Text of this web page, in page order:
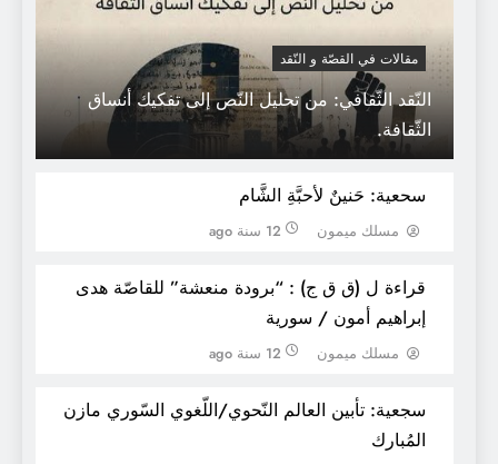
مقالات في القصّة و النّقد
النّقد الثّقافي: من تحليل النّص إلى تفكيك أنساق
الثّقافة.
سحعية: حَنينٌ لأحبَّةِ الشَّام
مسلك ميمون 12 سنة ago
قراءة ل (ق ق ج) : “برودة منعشة” للقاصّة هدى
إبراهيم أمون / سورية
مسلك ميمون 12 سنة ago
سجعية: تأبين العالم النّحوي/اللّغوي السّوري مازن
المُبارك
إضاءات حول (ق ق ج) ـ 2